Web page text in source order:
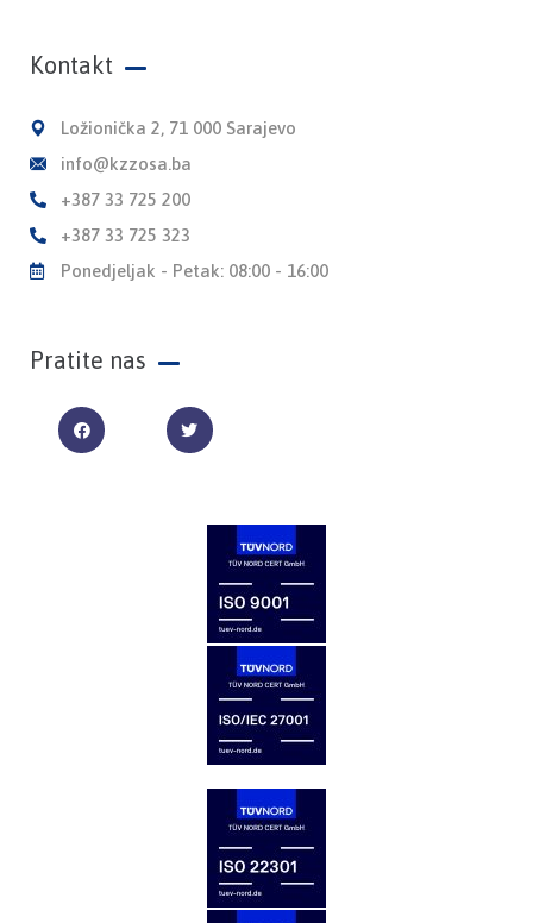
Kontakt
Ložionička 2, 71 000 Sarajevo
info@kzzosa.ba
+387 33 725 200
+387 33 725 323
Ponedjeljak - Petak: 08:00 - 16:00
Pratite nas